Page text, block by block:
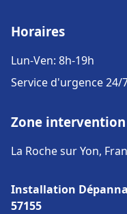
Horaires
Lun-Ven: 8h-19h
Service d'urgence 24/
Zone intervention
La Roche sur Yon,
Installation
57155